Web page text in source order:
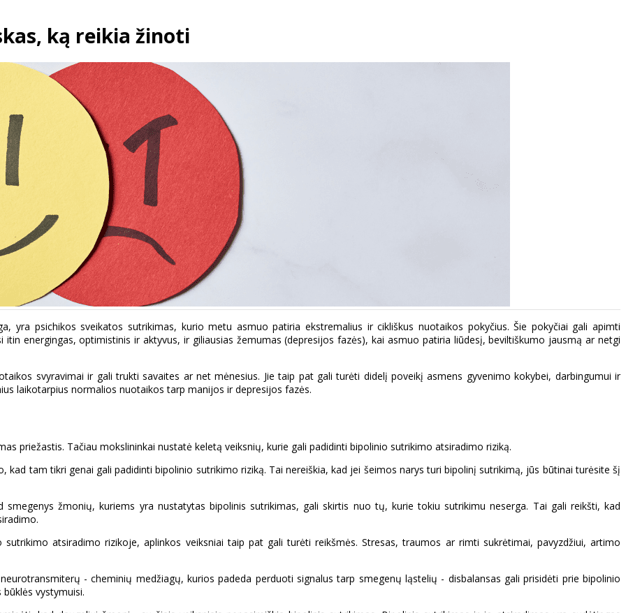
ką reikia žinoti
yra psichikos sveikatos sutrikimas, kurio metu asmuo patiria ekstremalius ir cikliškus nuotaikos pokyčius. Šie pokyčiai gali apimti
energingas, optimistinis ir aktyvus, ir giliausias žemumas (depresijos fazės), kai asmuo patiria liūdesį, beviltiškumo jausmą ar netgi
svyravimai ir gali trukti savaites ar net mėnesius. Jie taip pat gali turėti didelį poveikį asmens gyvenimo kokybei, darbingumui ir
laikotarpius normalios nuotaikos tarp manijos ir depresijos fazės.
priežastis. Tačiau mokslininkai nustatė keletą veiksnių, kurie gali padidinti bipolinio sutrikimo atsiradimo riziką.
kad tam tikri genai gali padidinti bipolinio sutrikimo riziką. Tai nereiškia, kad jei šeimos narys turi bipolinį sutrikimą, jūs būtinai turėsite šį
žmonių, kuriems yra nustatytas bipolinis sutrikimas, gali skirtis nuo tų, kurie tokiu sutrikimu neserga. Tai gali reikšti, kad
atsiradimo rizikoje, aplinkos veiksniai taip pat gali turėti reikšmės. Stresas, traumos ar rimti sukrėtimai, pavyzdžiui, artimo
- cheminių medžiagų, kurios padeda perduoti signalus tarp smegenų ląstelių - disbalansas gali prisidėti prie bipolinio
vystymuisi.